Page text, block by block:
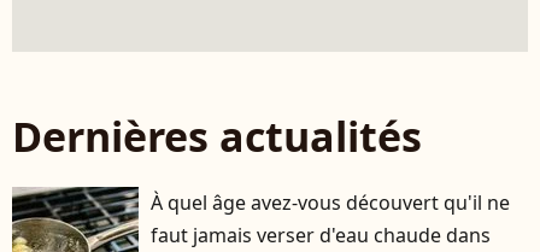
Dernières actualités
À quel âge avez-vous découvert qu'il ne
faut jamais verser d'eau chaude dans